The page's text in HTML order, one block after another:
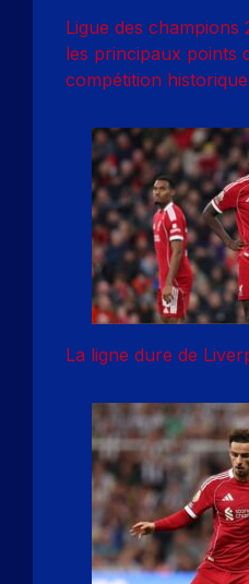
Ligue des champions
les principaux points
compétition
La ligne dure de